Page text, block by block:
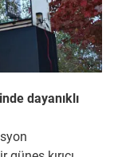
dayanıklı